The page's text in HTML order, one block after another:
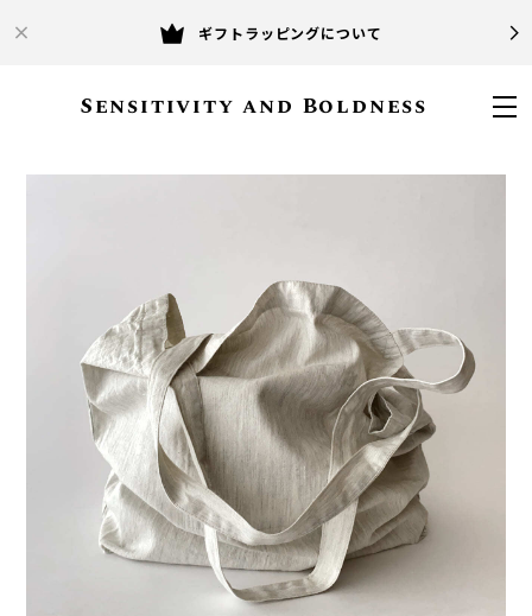
ギフトラッピングについて
Sensitivity and Boldness